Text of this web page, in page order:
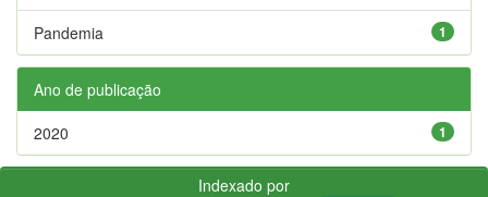
1
Pandemia
Ano de publicação
1
2020
Indexado por